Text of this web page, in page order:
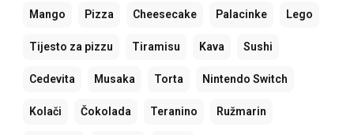
Mango Pizza Cheesecake Palacinke Lego
Tijesto za pizzu Tiramisu Kava Sushi
Cedevita Musaka Torta Nintendo Switch
Kolači Čokolada Teranino Ružmarin